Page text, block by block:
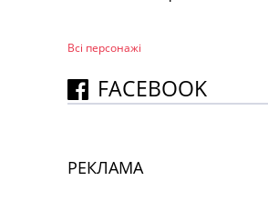
Всі персонажi
FACEBOOK
РЕКЛАМА